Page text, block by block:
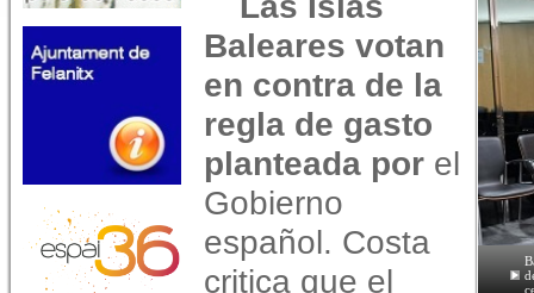
Baleares votan
en contra de la
regla de gasto
planteada por el
Gobierno
español. Costa
critica que el